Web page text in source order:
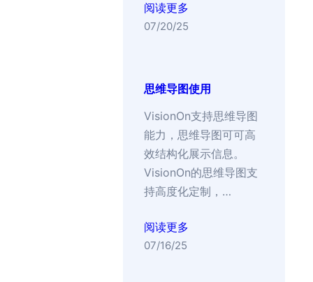
阅读更多
07/20/25
思维导图使用
VisionOn支持思维导图
能力，思维导图可可高
效结构化展示信息。
VisionOn的思维导图支
持高度化定制，…
阅读更多
07/16/25